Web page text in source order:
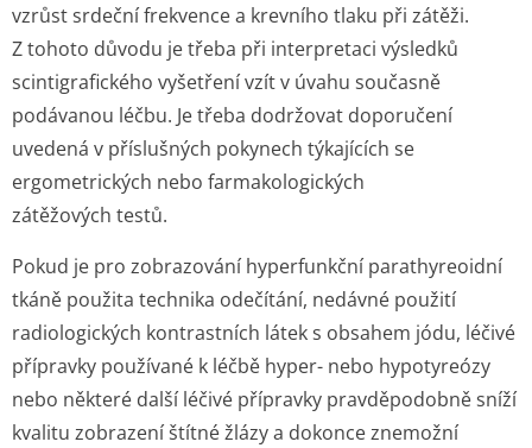
vzrůst srdeční frekvence a krevního tlaku při zátěži.
Z tohoto důvodu je třeba při interpretaci výsledků
scintigrafického vyšetření vzít v úvahu současně
podávanou léčbu. Je třeba dodržovat doporučení
uvedená v příslušných pokynech týkajících se
ergometrických nebo farmakologických
zátěžových testů.
Pokud je pro zobrazování hyperfunkční parathyreoidní
tkáně použita technika odečítání, nedávné použití
radiologických kontrastních látek s obsahem jódu, léčivé
přípravky používané k léčbě hyper- nebo hypotyreózy
nebo některé další léčivé přípravky pravděpodobně sníží
kvalitu zobrazení štítné žlázy a dokonce znemožní